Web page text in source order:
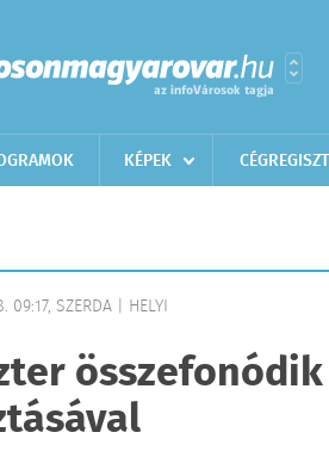
KÉPEK
09:17, SZERDA | HELYI